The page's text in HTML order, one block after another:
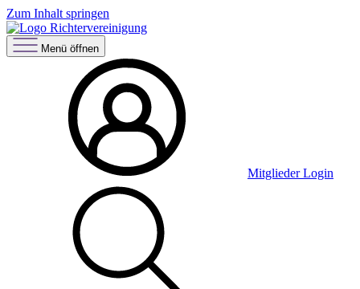
Zum Inhalt springen
Menü öffnen
Mitglieder Login